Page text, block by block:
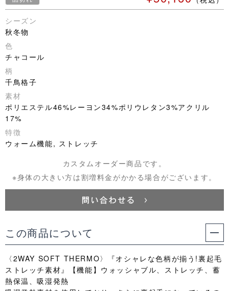
シーズン
秋冬物
色
チャコール
柄
千鳥格子
素材
ポリエステル46%レーヨン34%ポリウレタン3%アクリル
17%
特徴
ウォーム機能, ストレッチ
カスタムオーダー商品です。
※身体の大きい方は割増料金がかかる場合がございます。
この商品について
〈2WAY SOFT THERMO〉『オシャレな色柄が揃う!裏起毛
ストレッチ素材』【機能】ウォッシャブル、ストレッチ、蓄
熱保温、吸湿発熱